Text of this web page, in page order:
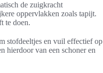
de zuigkracht
oppervlakken zoals tapijt.
te doen.
stofdeeltjes en vuil effectief op
hierdoor van een schoner en